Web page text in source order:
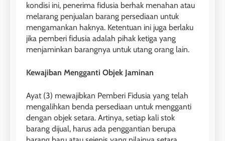
kondisi ini, penerima fidusia berhak menahan atau
melarang penjualan barang persediaan untuk
mengamankan haknya. Ketentuan ini juga berlaku
jika pemberi fidusia adalah pihak ketiga yang
menjaminkan barangnya untuk utang orang lain.
Kewajiban Mengganti Objek Jaminan
Ayat (3) mewajibkan Pemberi Fidusia yang telah
mengalihkan benda persediaan untuk mengganti
dengan objek setara. Artinya, setiap kali stok
barang dijual, harus ada penggantian berupa